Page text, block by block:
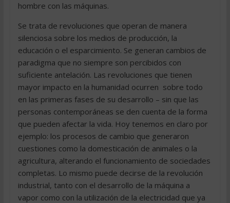
hombre con las máquinas.
Se trata de revoluciones que operan de manera
silenciosa sobre los medios de producción, la
educación o el esparcimiento. Se generan cambios de
paradigma que no siempre son percibidos con
suficiente antelación. Las revoluciones que tienen
mayor impacto en la humanidad ocurren  sobre todo
en las primeras fases de su desarrollo – sin que las
personas contemporáneas se den cuenta de la forma
que pueden afectar la vida. Hoy tenemos en claro por
ejemplo: los procesos de cambio que generaron
cuestiones como la domesticación de animales o la
agricultura, alterando el funcionamiento de sociedades
completas. Lo mismo puede decirse de la revolución
industrial, tanto con el desarrollo de la máquina a
vapor como con la utilización de la electricidad que ya